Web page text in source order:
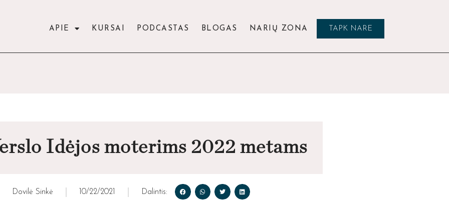
APIE KURSAI PODCASTAS BLOGAS NARIŲ ZONA TAPK NARE
Idėjos moterims 2022 metams
Dovilė Sinkė 10/22/2021 Dalintis: